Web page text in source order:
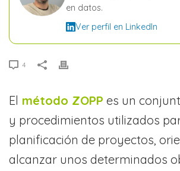
en datos.
Ver perfil en LinkedIn
4
El método ZOPP es un
y procedimientos utilizados
planificación de proyectos,
alcanzar unos determinados